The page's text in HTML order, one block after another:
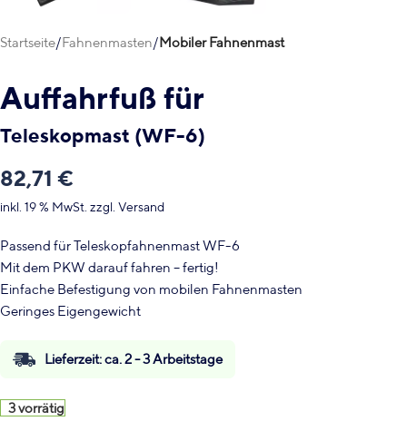
Startseite Fahnenmasten Mobiler Fahnenmast
Auffahrfuß für
Teleskopmast (WF-6)
82,71 €
inkl. 19 % MwSt. zzgl. Versand
Passend für Teleskopfahnenmast WF-6
Mit dem PKW darauf fahren – fertig!
Einfache Befestigung von mobilen Fahnenmasten
Geringes Eigengewicht
Lieferzeit:ca. 2 - 3 Arbeitstage
3 vorrätig